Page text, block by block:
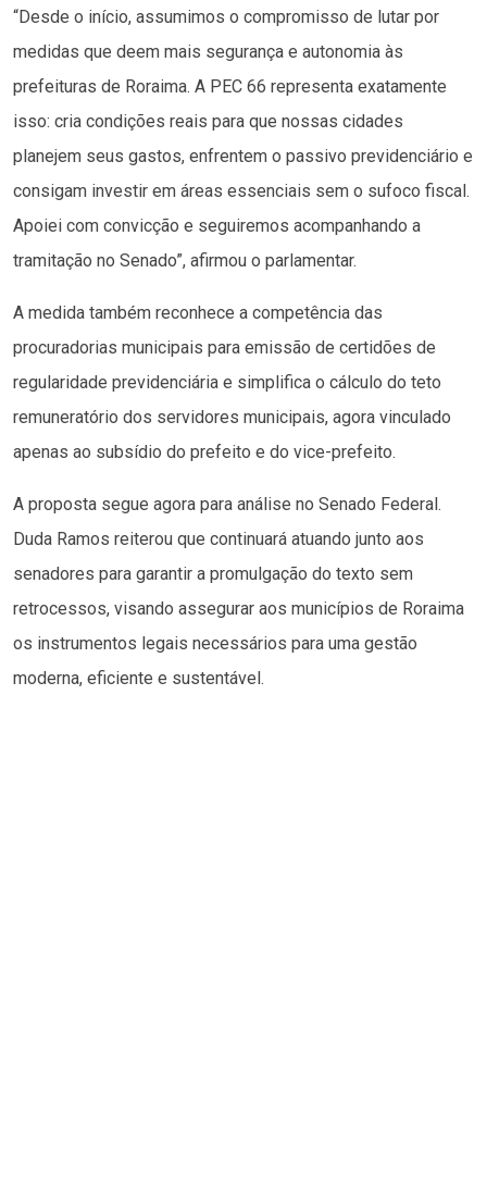
“Desde o início, assumimos o compromisso de lutar por
medidas que deem mais segurança e autonomia às
prefeituras de Roraima. A PEC 66 representa exatamente
isso: cria condições reais para que nossas cidades
planejem seus gastos, enfrentem o passivo previdenciário e
consigam investir em áreas essenciais sem o sufoco fiscal.
Apoiei com convicção e seguiremos acompanhando a
tramitação no Senado”, afirmou o parlamentar.
A medida também reconhece a competência das
procuradorias municipais para emissão de certidões de
regularidade previdenciária e simplifica o cálculo do teto
remuneratório dos servidores municipais, agora vinculado
apenas ao subsídio do prefeito e do vice-prefeito.
A proposta segue agora para análise no Senado Federal.
Duda Ramos reiterou que continuará atuando junto aos
senadores para garantir a promulgação do texto sem
retrocessos, visando assegurar aos municípios de Roraima
os instrumentos legais necessários para uma gestão
moderna, eficiente e sustentável.